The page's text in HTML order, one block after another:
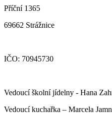
Příční 1365
69662 Strážnice
IČO: 70945730
Vedoucí školní jídelny - Hana
Vedoucí kuchařka – Marcela